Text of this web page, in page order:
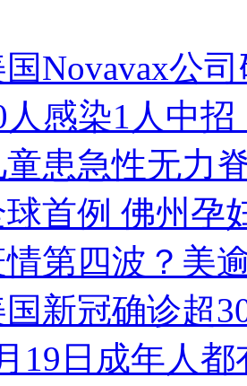
Novavax公
人感染1人中
童患急性无力
首例 佛州孕
情第四波？美
国新冠确诊超
19日成年人